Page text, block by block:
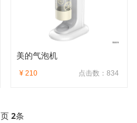
美的气泡机
点击数：834
¥ 210
页 2条